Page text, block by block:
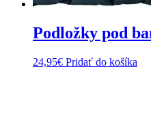
Podložky pod
24,95€ Pridať do košíka